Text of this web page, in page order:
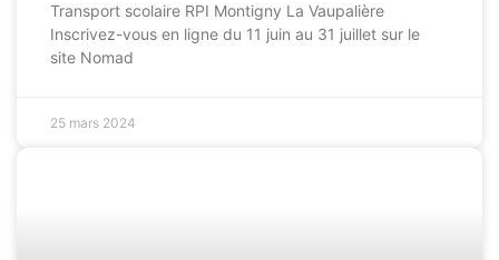
Transport scolaire RPI Montigny La Vaupalière
Inscrivez-vous en ligne du 11 juin au 31 juillet sur le
site Nomad
25 mars 2024